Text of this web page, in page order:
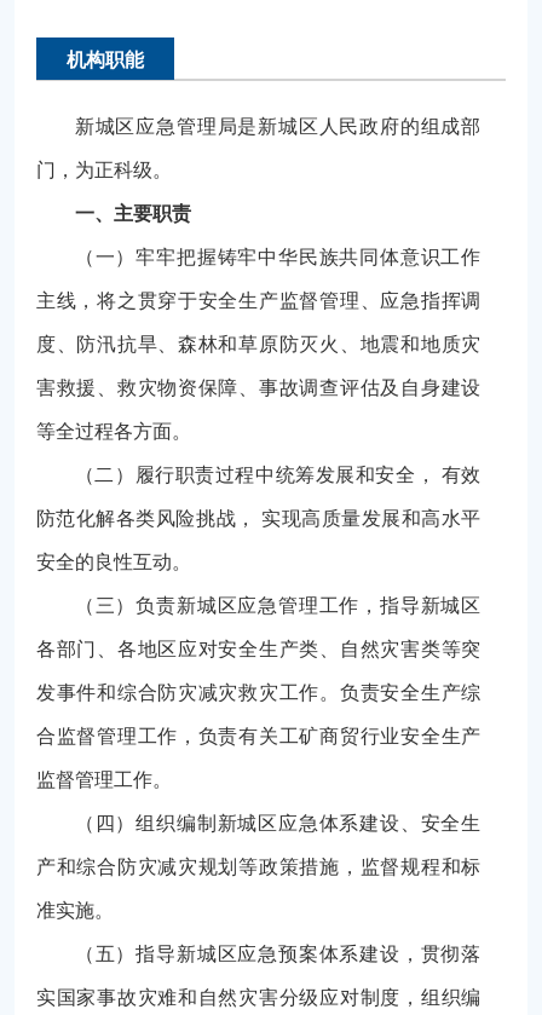
机构职能
新城区应急管理局是新城区人民政府的组成部
门，为正科级。
一、主要职责
（一）牢牢把握铸牢中华民族共同体意识工作
主线，将之贯穿于安全生产监督管理、应急指挥调
度、防汛抗旱、森林和草原防灭火、地震和地质灾
害救援、救灾物资保障、事故调查评估及自身建设
等全过程各方面。
（二）履行职责过程中统筹发展和安全， 有效
防范化解各类风险挑战， 实现高质量发展和高水平
安全的良性互动。
（三）负责新城区应急管理工作，指导新城区
各部门、各地区应对安全生产类、自然灾害类等突
发事件和综合防灾减灾救灾工作。负责安全生产综
合监督管理工作，负责有关工矿商贸行业安全生产
监督管理工作。
（四）组织编制新城区应急体系建设、安全生
产和综合防灾减灾规划等政策措施，监督规程和标
准实施。
（五）指导新城区应急预案体系建设，贯彻落
实国家事故灾难和自然灾害分级应对制度，组织编